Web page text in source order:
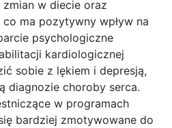
w diecie oraz
ma pozytywny wpływ na
psychologiczne
kardiologicznej
sobie z lękiem i depresją,
diagnozie choroby serca.
w programach
bardziej zmotywowane do